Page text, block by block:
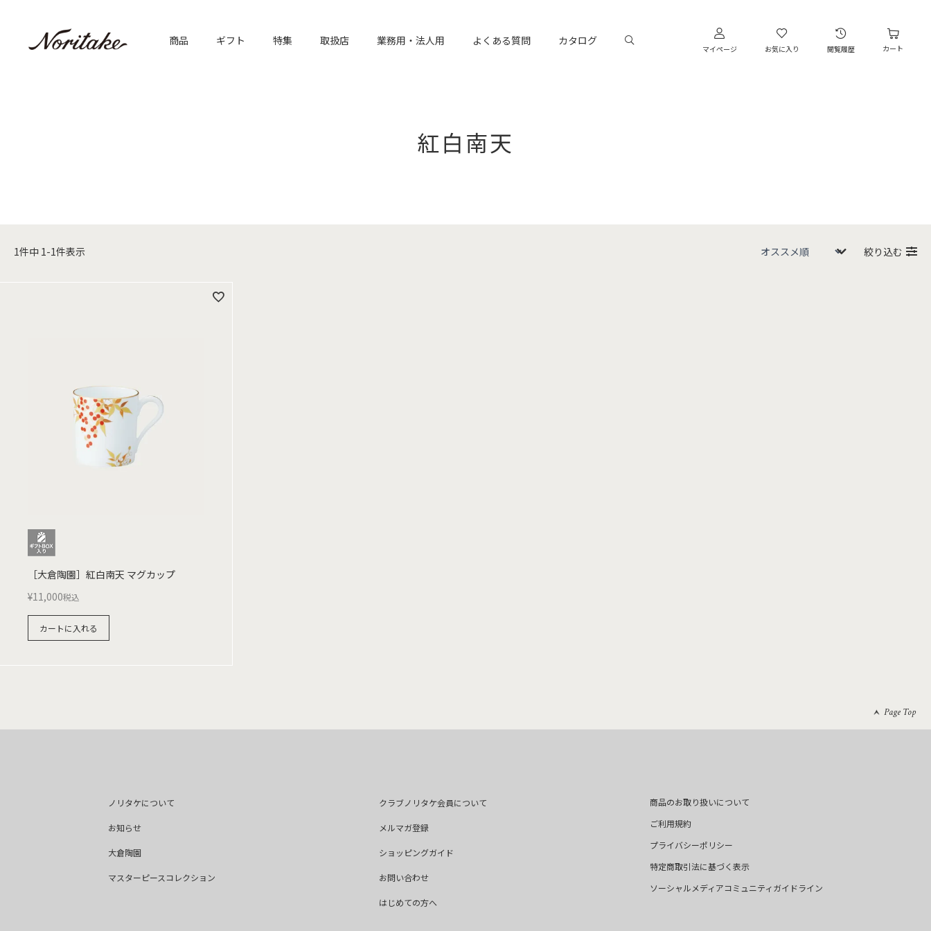
商品 ギフト 特集 取扱店 業務用・法人用 よくある質問 カタログ
マイページ お気に入り 閲覧履歴 カート
紅白南天
1件中 1-1件表示 絞り込む
［大倉陶園］紅白南天 マグカップ
¥11,000税込
カートに入れる
Page Top
ノリタケについて
お知らせ
大倉陶園
マスターピースコレクション
クラブノリタケ会員について
メルマガ登録
ショッピングガイド
お問い合わせ
はじめての方へ
商品のお取り扱いについて
ご利用規約
プライバシーポリシー
特定商取引法に基づく表示
ソーシャルメディアコミュニティガイドライン